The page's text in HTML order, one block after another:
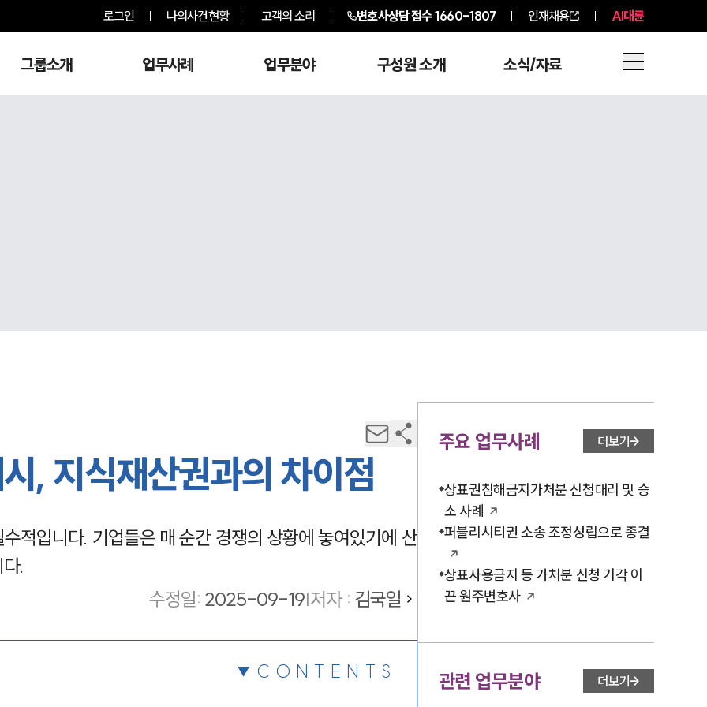
로그인 나의사건현황 고객의 소리 변호사상담 접수1660-1807 인재채용 AI대륜
그룹소개 업무사례 업무분야 구성원 소개 소식/자료
, 지식재산권과의 차이점
적입니다. 기업들은 매 순간 경쟁의 상황에 놓여있기에 산
.
수정일: 2025-09-19|저자 : 김국일
CONTENTS
주요 업무사례 더보기
상표권침해금지가처분 신청대리 및 승
소 사례
퍼블리시티권 소송 조정성립으로 종결
상표사용금지 등 가처분 신청 기각 이
끈 원주변호사
관련 업무분야 더보기